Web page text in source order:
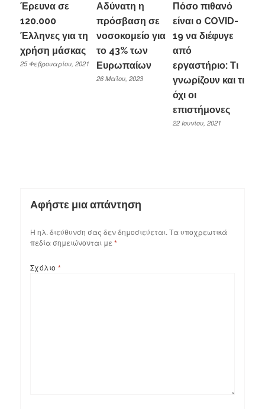
Έρευνα σε
120.000
Έλληνες για τη
χρήση μάσκας
25 Φεβρουαρίου, 2021
Αδύνατη η
πρόσβαση σε
νοσοκομείο για
το 43% των
Ευρωπαίων
26 Μαΐου, 2023
Πόσο πιθανό
είναι ο COVID-
19 να διέφυγε
από
εργαστήριο: Τι
γνωρίζουν και τι
όχι οι
επιστήμονες
22 Ιουνίου, 2021
Αφήστε μια απάντηση
Η ηλ. διεύθυνση σας δεν δημοσιεύεται. Τα υποχρεωτικά
πεδία σημειώνονται με *
Σχόλιο *